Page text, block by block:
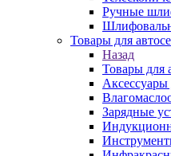
Ручные
Товары для
Назад
Товары для
Аксессуары
Зарядные